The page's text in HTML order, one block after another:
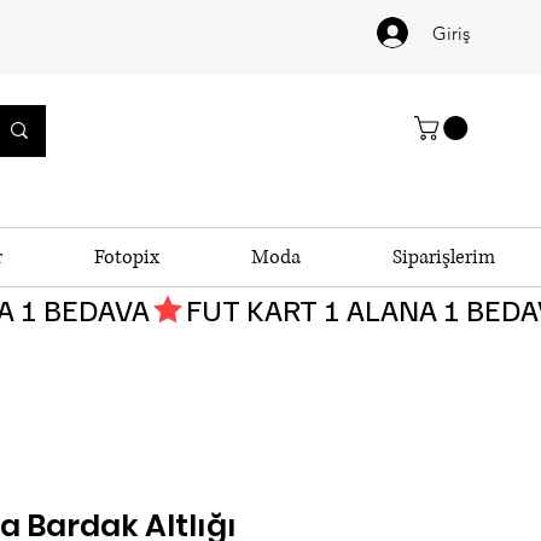
Giriş
Fotopix Moda Siparişlerim
Bardak Altlığı